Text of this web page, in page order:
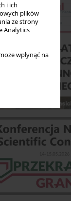
i ich
plików
ze strony
Analytics
wpłynąć na